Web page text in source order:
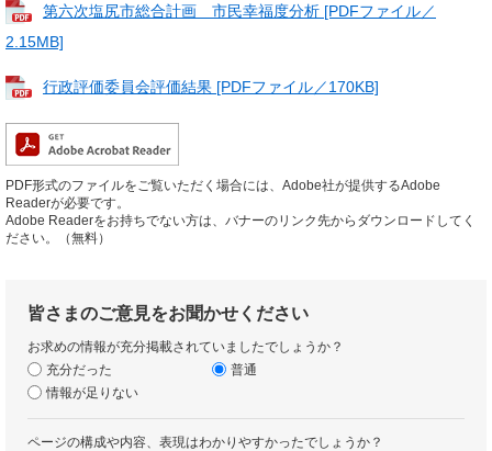
第六次塩尻市総合計画 市民幸福度分析 [PDFファイル／
2.15MB]
行政評価委員会評価結果 [PDFファイル／170KB]
PDF形式のファイルをご覧いただく場合には、Adobe社が提供するAdobe
Readerが必要です。
Adobe Readerをお持ちでない方は、バナーのリンク先からダウンロードしてく
ださい。（無料）
皆さまのご意見をお聞かせください
お求めの情報が充分掲載されていましたでしょうか？
充分だった
普通
情報が足りない
ページの構成や内容、表現はわかりやすかったでしょうか？